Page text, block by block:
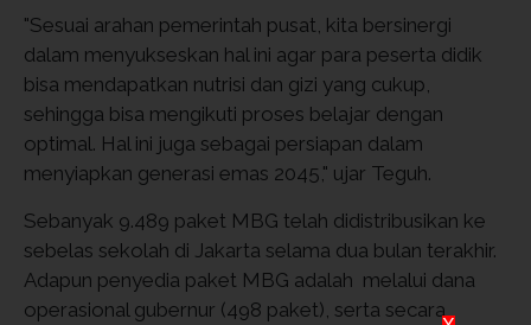
"Sesuai arahan pemerintah pusat, kita bersinergi
dalam menyukseskan hal ini agar para peserta didik
bisa mendapatkan nutrisi dan gizi yang cukup,
sehingga bisa mengikuti proses belajar dengan
optimal. Hal ini juga sebagai persiapan dalam
menyiapkan generasi emas 2045," ujar Teguh.
Sebanyak 9.489 paket MBG telah didistribusikan ke
sebelas sekolah di Jakarta selama dua bulan terakhir.
Adapun penyedia paket MBG adalah melalui dana
operasional gubernur (498 paket), serta secara